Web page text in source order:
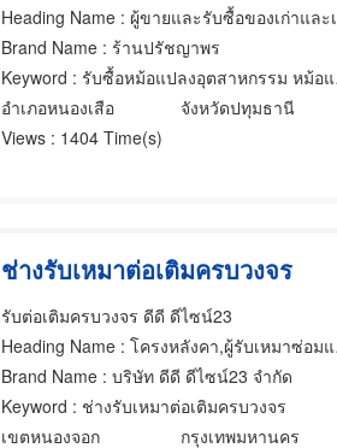
Heading Name : ผู้ขายและรับซื้อของเก่าและเศษเหล็ก
Brand Name : ร้านปรัชญาพร
Keyword : รับซื้อหม้อแปลงอุตสาหกรรม หม้อแปลงไฟฟ้าแรงสูง
อำเภอหนองเสือ
จังหวัดปทุมธานี
Views : 1404 Time(s)
ช่างรับเหมาต่อเติมครบวงจร
รับต่อเติมครบวงจร ดีดี ดีไซน์23
Heading Name : โครงหลังคา,ผู้รับเหมาซ่อมแซมและต่อเติมบ้าน,รับเหมาก่อสร้างทั่วไป
Brand Name : บริษัท ดีดี ดีไซน์23 จำกัด
Keyword : ช่างรับเหมาต่อเติมครบวงจร
เขตหนองจอก
กรุงเทพมหานคร